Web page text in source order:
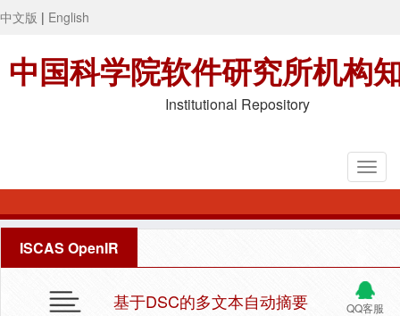
中文版 | English
中国科学院软件研究所机构
Institutional Repository
ISCAS OpenIR
QQ客服
基于DSC的多文本自动摘要